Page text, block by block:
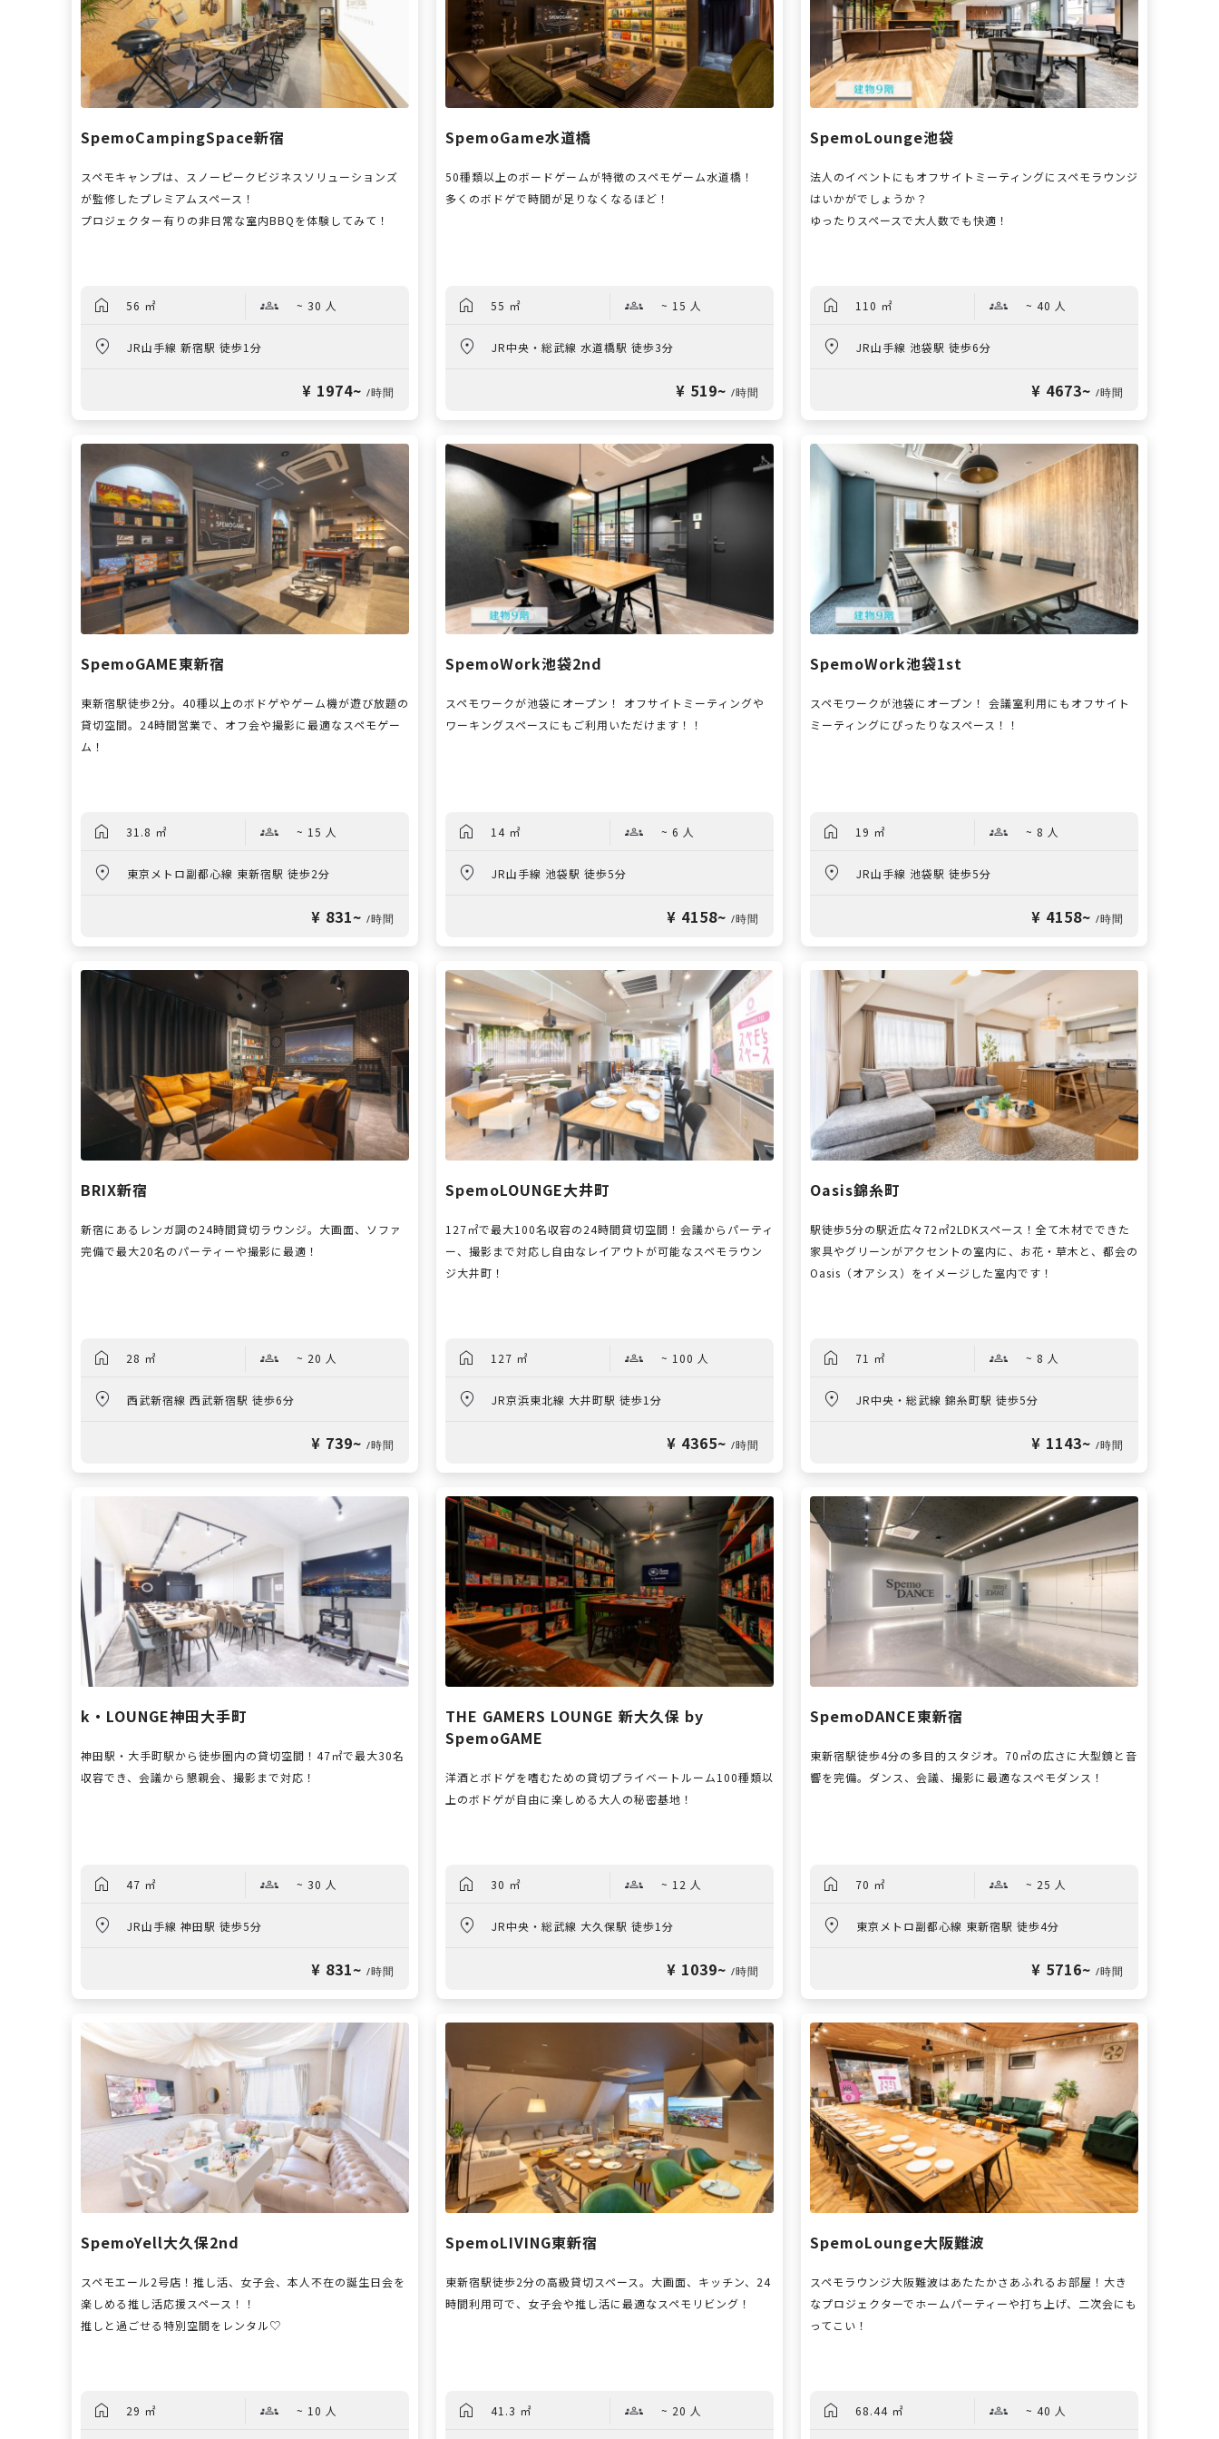
SpemoCampingSpace新宿
スペモキャンプは、スノーピークビジネスソリューションズ
が監修したプレミアムスペース！
プロジェクター有りの非日常な室内BBQを体験してみて！
56 ㎡ ~ 30 人
JR山手線 新宿駅 徒歩1分
¥ 1974~ /時間
SpemoGame水道橋
50種類以上のボードゲームが特徴のスペモゲーム水道橋！
多くのボドゲで時間が足りなくなるほど！
55 ㎡ ~ 15 人
JR中央・総武線 水道橋駅 徒歩3分
¥ 519~ /時間
SpemoLounge池袋
法人のイベントにもオフサイトミーティングにスペモラウンジ
はいかがでしょうか？
ゆったりスペースで大人数でも快適！
110 ㎡ ~ 40 人
JR山手線 池袋駅 徒歩6分
¥ 4673~ /時間
SpemoGAME東新宿
東新宿駅徒歩2分。40種以上のボドゲやゲーム機が遊び放題の
貸切空間。24時間営業で、オフ会や撮影に最適なスペモゲー
ム！
31.8 ㎡ ~ 15 人
東京メトロ副都心線 東新宿駅 徒歩2分
¥ 831~ /時間
SpemoWork池袋2nd
スペモワークが池袋にオープン！ オフサイトミーティングや
ワーキングスペースにもご利用いただけます！！
14 ㎡ ~ 6 人
JR山手線 池袋駅 徒歩5分
¥ 4158~ /時間
SpemoWork池袋1st
スペモワークが池袋にオープン！ 会議室利用にもオフサイト
ミーティングにぴったりなスペース！！
19 ㎡ ~ 8 人
JR山手線 池袋駅 徒歩5分
¥ 4158~ /時間
BRIX新宿
新宿にあるレンガ調の24時間貸切ラウンジ。大画面、ソファ
完備で最大20名のパーティーや撮影に最適！
28 ㎡ ~ 20 人
西武新宿線 西武新宿駅 徒歩6分
¥ 739~ /時間
SpemoLOUNGE大井町
127㎡で最大100名収容の24時間貸切空間！会議からパーティ
ー、撮影まで対応し自由なレイアウトが可能なスペモラウン
ジ大井町！
127 ㎡ ~ 100 人
JR京浜東北線 大井町駅 徒歩1分
¥ 4365~ /時間
Oasis錦糸町
駅徒歩5分の駅近広々72㎡2LDKスペース！全て木材でできた
家具やグリーンがアクセントの室内に、お花・草木と、都会の
Oasis（オアシス）をイメージした室内です！
71 ㎡ ~ 8 人
JR中央・総武線 錦糸町駅 徒歩5分
¥ 1143~ /時間
k・LOUNGE神田大手町
神田駅・大手町駅から徒歩圏内の貸切空間！47㎡で最大30名
収容でき、会議から懇親会、撮影まで対応！
47 ㎡ ~ 30 人
JR山手線 神田駅 徒歩5分
¥ 831~ /時間
THE GAMERS LOUNGE 新大久保 by
SpemoGAME
洋酒とボドゲを嗜むための貸切プライベートルーム100種類以
上のボドゲが自由に楽しめる大人の秘密基地！
30 ㎡ ~ 12 人
JR中央・総武線 大久保駅 徒歩1分
¥ 1039~ /時間
SpemoDANCE東新宿
東新宿駅徒歩4分の多目的スタジオ。70㎡の広さに大型鏡と音
響を完備。ダンス、会議、撮影に最適なスペモダンス！
70 ㎡ ~ 25 人
東京メトロ副都心線 東新宿駅 徒歩4分
¥ 5716~ /時間
SpemoYell大久保2nd
スペモエール2号店！推し活、女子会、本人不在の誕生日会を
楽しめる推し活応援スペース！！
推しと過ごせる特別空間をレンタル♡
29 ㎡ ~ 10 人
SpemoLIVING東新宿
東新宿駅徒歩2分の高級貸切スペース。大画面、キッチン、24
時間利用可で、女子会や推し活に最適なスペモリビング！
41.3 ㎡ ~ 20 人
SpemoLounge大阪難波
スペモラウンジ大阪難波はあたたかさあふれるお部屋！大き
なプロジェクターでホームパーティーや打ち上げ、二次会にも
ってこい！
68.44 ㎡ ~ 40 人